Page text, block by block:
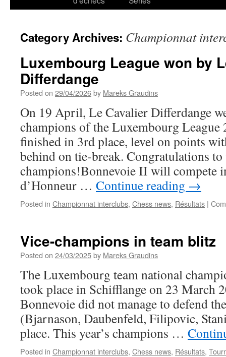
Category Archives: Championnat
Luxembourg League won by
Differdange
Posted on 29/04/2026by Mareks Graudins
On 19 April, Le Cavalier Differdange
champions of the Luxembourg League
finished in 3rd place, level on points
behind on tie-break. Congratulations to
champions!Bonnevoie II will compete
d’Honneur … Continue reading →
Posted in Championnat interclubs, Chess news, Résultats |
Vice-champions in team blitz
Posted on 24/03/2025by Mareks Graudins
The Luxembourg team national
took place in Schifflange on 23 March
Bonnevoie did not manage to defend
(Bjarnason, Daubenfeld, Filipovic,
place. This year’s champions …
Posted in Championnat interclubs, Chess news, Résultats,